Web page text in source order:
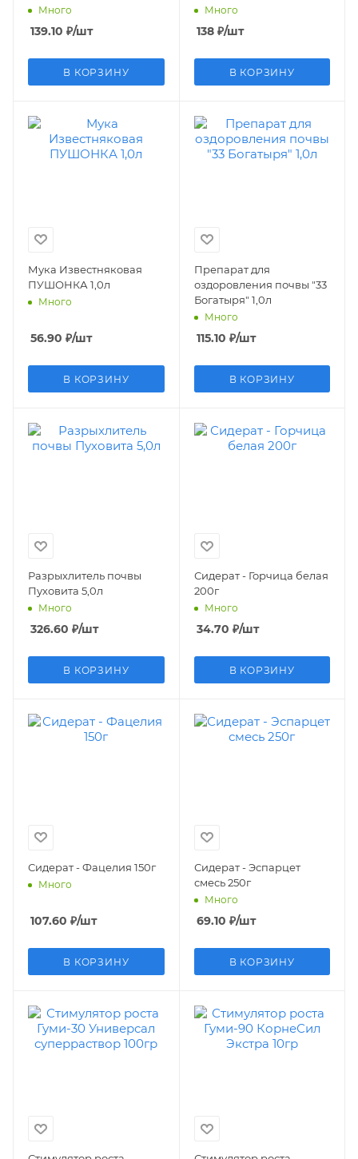
Много
139.10 ₽/шт
В КОРЗИНУ
Много
138₽/шт
В КОРЗИНУ
Мука Известняковая
ПУШОНКА 1,0л
Много
56.90 ₽/шт
В КОРЗИНУ
Препарат для
оздоровления почвы "33
Богатыря" 1,0л
Много
115.10 ₽/шт
В КОРЗИНУ
Разрыхлитель почвы
Пуховита 5,0л
Много
326.60 ₽/шт
В КОРЗИНУ
Сидерат - Горчица белая
200г
Много
34.70 ₽/шт
В КОРЗИНУ
Сидерат - Фацелия 150г
Много
107.60 ₽/шт
В КОРЗИНУ
Сидерат - Эспарцет
смесь 250г
Много
69.10 ₽/шт
В КОРЗИНУ